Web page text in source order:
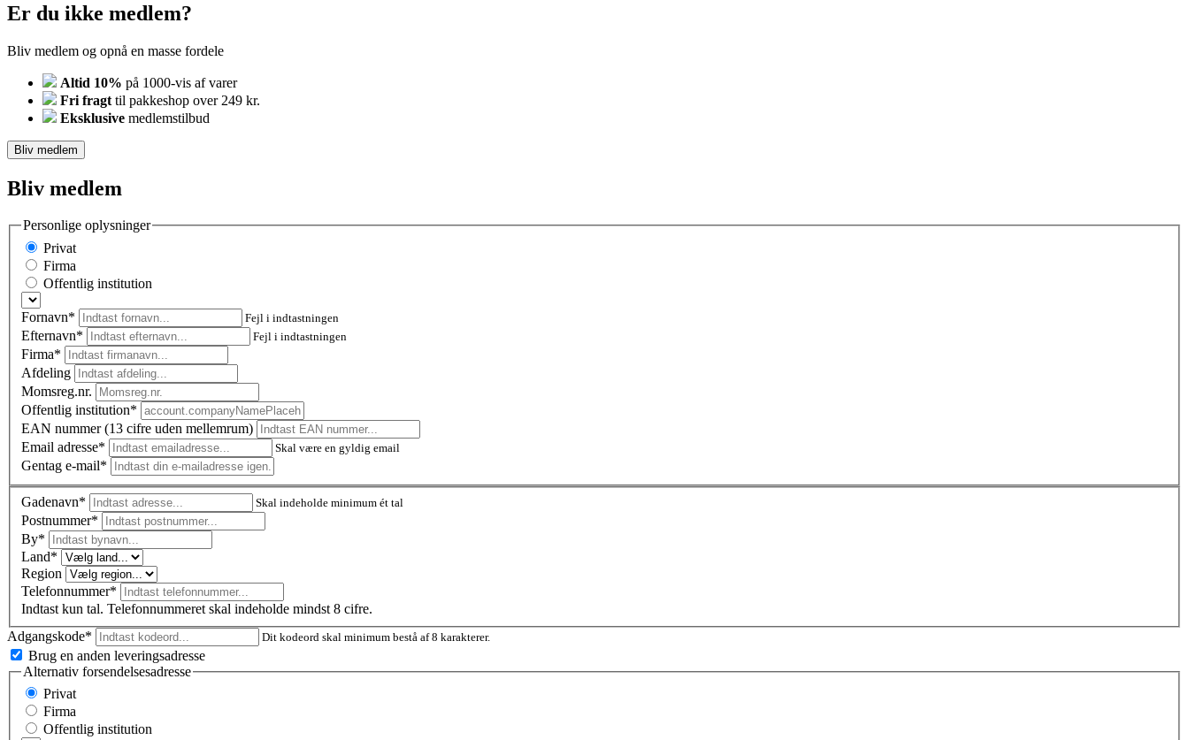
Er du ikke medlem?
Bliv medlem og opnå en masse fordele
Altid 10% på 1000-vis af varer
Fri fragt til pakkeshop over 249 kr.
Eksklusive medlemstilbud
Bliv medlem
Bliv medlem
Personlige oplysninger
Privat
Firma
Offentlig institution
Fornavn* Fejl i indtastningen
Efternavn* Fejl i indtastningen
Firma*
Afdeling
Momsreg.nr.
Offentlig institution*
EAN nummer (13 cifre uden mellemrum)
Email adresse*
Skal være en gyldig email
Gentag e-mail*
Gadenavn* Skal indeholde minimum ét tal
Postnummer*
By*
Land*
Region
Telefonnummer*
Indtast kun tal. Telefonnummeret skal indeholde mindst 8 cifre.
Adgangskode*
Dit kodeord skal minimum bestå af 8 karakterer.
Brug en anden leveringsadresse
Alternativ forsendelsesadresse
Privat
Firma
Offentlig institution